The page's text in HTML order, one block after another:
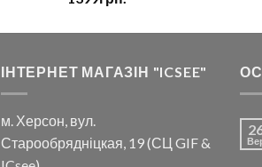
ІНТЕРНЕТ МАГАЗІН "ICSEE"
м. Херсон, вул.
Старообрядніцкая, 19 (СЦ GIF &